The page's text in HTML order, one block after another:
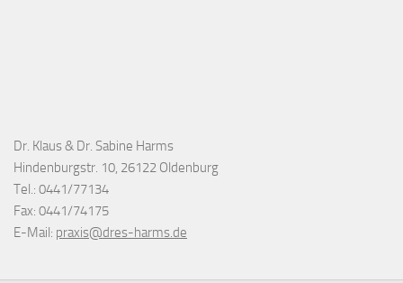
Dr. Klaus & Dr. Sabine Harms
Hindenburgstr. 10, 26122 Oldenburg
Tel.: 0441/77134
Fax: 0441/74175
E-Mail: praxis@dres-harms.de